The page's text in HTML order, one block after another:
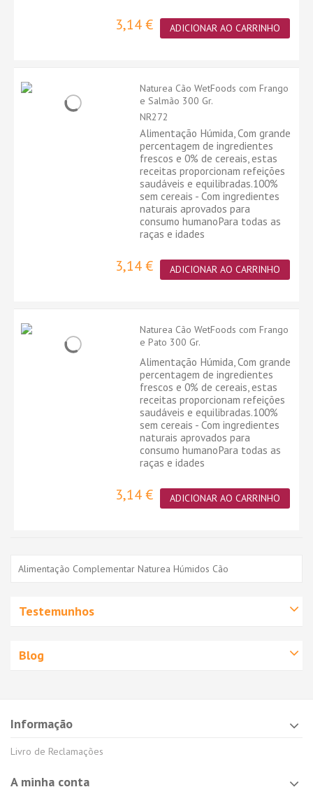
3,14 € ADICIONAR AO CARRINHO
Naturea Cão WetFoods com Frango
e Salmão 300 Gr.
NR272
Alimentação Húmida, Com grande
percentagem de ingredientes
frescos e 0% de cereais, estas
receitas proporcionam refeições
saudáveis ​​e equilibradas.100%
sem cereais - Com ingredientes
naturais aprovados para
consumo humanoPara todas as
raças e idades
3,14 € ADICIONAR AO CARRINHO
Naturea Cão WetFoods com Frango
e Pato 300 Gr.
Alimentação Húmida, Com grande
percentagem de ingredientes
frescos e 0% de cereais, estas
receitas proporcionam refeições
saudáveis ​​e equilibradas.100%
sem cereais - Com ingredientes
naturais aprovados para
consumo humanoPara todas as
raças e idades
3,14 € ADICIONAR AO CARRINHO
Alimentação Complementar Naturea Húmidos Cão
Testemunhos
Blog
Informação
Livro de Reclamações
A minha conta